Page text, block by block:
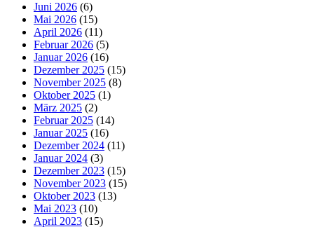
Juni 2026 (6)
Mai 2026 (15)
April 2026 (11)
Februar 2026 (5)
Januar 2026 (16)
Dezember 2025 (15)
November 2025 (8)
Oktober 2025 (1)
März 2025 (2)
Februar 2025 (14)
Januar 2025 (16)
Dezember 2024 (11)
Januar 2024 (3)
Dezember 2023 (15)
November 2023 (15)
Oktober 2023 (13)
Mai 2023 (10)
April 2023 (15)